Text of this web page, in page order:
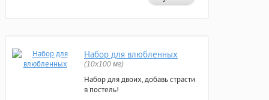
Набор для влюбленных
(10х100 мг)
Набор для двоих, добавь страсти
в постель!